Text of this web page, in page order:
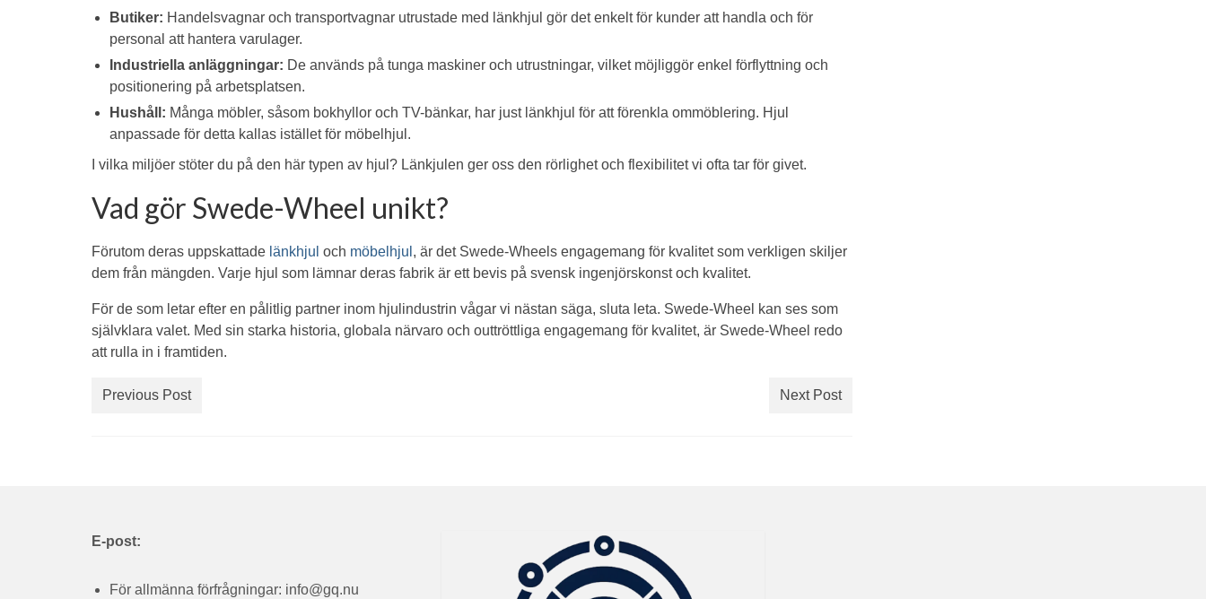
Butiker: Handelsvagnar och transportvagnar utrustade med länkhjul gör det enkelt för kunder att handla och för
personal att hantera varulager.
Industriella anläggningar: De används på tunga maskiner och utrustningar, vilket möjliggör enkel förflyttning och
positionering på arbetsplatsen.
Hushåll: Många möbler, såsom bokhyllor och TV-bänkar, har just länkhjul för att förenkla ommöblering. Hjul
anpassade för detta kallas istället för möbelhjul.
I vilka miljöer stöter du på den här typen av hjul? Länkjulen ger oss den rörlighet och flexibilitet vi ofta tar för givet.
Vad gör Swede-Wheel unikt?
Förutom deras uppskattade länkhjul och möbelhjul , är det Swede-Wheels engagemang för kvalitet som verkligen skiljer
dem från mängden. Varje hjul som lämnar deras fabrik är ett bevis på svensk ingenjörskonst och kvalitet.
För de som letar efter en pålitlig partner inom hjulindustrin vågar vi nästan säga, sluta leta. Swede-Wheel kan ses som
självklara valet. Med sin starka historia, globala närvaro och outtröttliga engagemang för kvalitet, är Swede-Wheel redo
att rulla in i framtiden.
Previous Post Next Post
E-post:
För allmänna förfrågningar: info@gq.nu